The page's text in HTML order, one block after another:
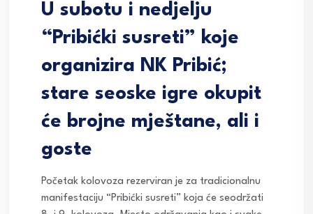
U subotu i nedjelju
“Pribićki susreti” koje
organizira NK Pribić;
stare seoske igre okupit
će brojne mještane, ali i
goste
Početak kolovoza rezerviran je za tradicionalnu
manifestaciju “Pribićki susreti” koja će seodržati